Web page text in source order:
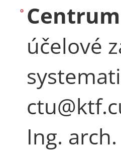
účelové
Ing.